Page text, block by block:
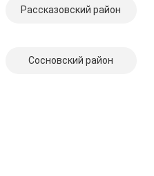
Рассказовский район
Сосновский район